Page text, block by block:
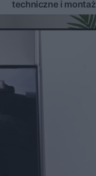
techniczne i montaż